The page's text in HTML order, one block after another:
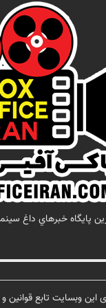
پايگاه خبرهاي داغ
این وبسایت تابع